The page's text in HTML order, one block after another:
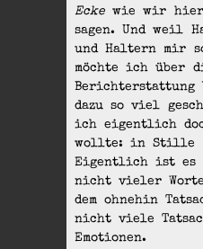
Ecke wie wir hier
sagen. Und weil
und Haltern mir
möchte ich über
Berichterstattung
dazu so viel
ich eigentlich
wollte: in Stille
Eigentlich ist es
nicht vieler
dem ohnehin
nicht viele
Emotionen.